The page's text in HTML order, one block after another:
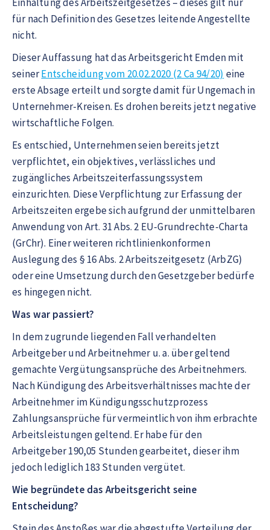
für nach Definition des Gesetzes leitende Angestellte
nicht.
Dieser Auffassung hat das Arbeitsgericht Emden mit
seinerEntscheidung vom 20.02.2020 (2 Ca 94/20) eine
erste Absage erteilt und sorgte damit für Ungemach in
Unternehmer-Kreisen. Es drohen bereits jetzt negative
wirtschaftliche Folgen.
Es entschied, Unternehmen seien bereits jetzt
verpflichtet, ein objektives, verlässliches und
zugängliches Arbeitszeiterfassungssystem
einzurichten. Diese Verpflichtung zur Erfassung der
Arbeitszeiten ergebe sich aufgrund der unmittelbaren
Anwendung von Art. 31 Abs. 2 EU-Grundrechte-Charta
(GrChr). Einer weiteren richtlinienkonformen
Auslegung des § 16 Abs. 2 Arbeitszeitgesetz (ArbZG)
oder eine Umsetzung durch den Gesetzgeber bedürfe
es hingegen nicht.
Was war passiert?
In dem zugrunde liegenden Fall verhandelten
Arbeitgeber und Arbeitnehmer u. a. über geltend
gemachte Vergütungsansprüche des Arbeitnehmers.
Nach Kündigung des Arbeitsverhältnisses machte der
Arbeitnehmer im Kündigungsschutzprozess
Zahlungsansprüche für vermeintlich von ihm erbrachte
Arbeitsleistungen geltend. Er habe für den
Arbeitgeber 190,05 Stunden gearbeitet, dieser ihm
jedoch lediglich 183 Stunden vergütet.
Wie begründete das Arbeitsgericht seine
Entscheidung?